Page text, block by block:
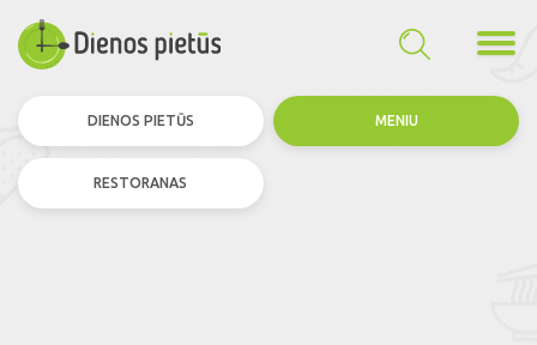
DIENOS PIETŪS MENIU
RESTORANAS